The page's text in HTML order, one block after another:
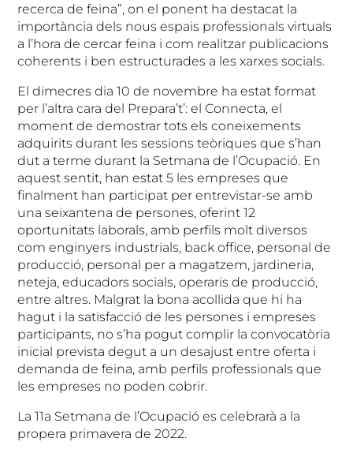
recerca de feina”, on el ponent ha destacat la
importància dels nous espais professionals virtuals
a l’hora de cercar feina i com realitzar publicacions
coherents i ben estructurades a les xarxes socials.
El dimecres dia 10 de novembre ha estat format
per l’altra cara del Prepara’t’: el Connecta, el
moment de demostrar tots els coneixements
adquirits durant les sessions teòriques que s’han
dut a terme durant la Setmana de l’Ocupació. En
aquest sentit, han estat 5 les empreses que
finalment han participat per entrevistar-se amb
una seixantena de persones, oferint 12
oportunitats laborals, amb perfils molt diversos
com enginyers industrials, back office, personal de
producció, personal per a magatzem, jardineria,
neteja, educadors socials, operaris de producció,
entre altres. Malgrat la bona acollida que hi ha
hagut i la satisfacció de les persones i empreses
participants, no s’ha pogut complir la convocatòria
inicial prevista degut a un desajust entre oferta i
demanda de feina, amb perfils professionals que
les empreses no poden cobrir.
La 11a Setmana de l’Ocupació es celebrarà a la
propera primavera de 2022.